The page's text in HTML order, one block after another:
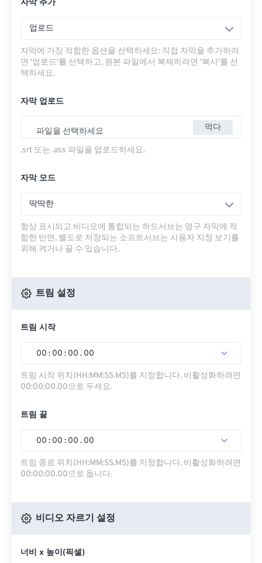
자막 추가
업로드
자막에 가장 적합한 옵션을 선택하세요: 직접 자막을 추가하려
면 '업로드'를 선택하고, 원본 파일에서 복제하려면 '복사'를 선
택하세요.
자막 업로드
파일을 선택하세요 먹다
.srt 또는 .ass 파일을 업로드하세요.
자막 모드
딱딱한
항상 표시되고 비디오에 통합되는 하드서브는 영구 자막에 적
합한 반면, 별도로 저장되는 소프트서브는 사용자 지정 보기를
위해 켜거나 끌 수 있습니다.
트림 설정
트림 시작
00 : 00 : 00 . 00
트림 시작 위치(HH:MM:SS.MS)를 지정합니다. 비활성화하려면
00:00:00.00으로 두세요.
트림 끝
00 : 00 : 00 . 00
트림 종료 위치(HH:MM:SS.MS)를 지정합니다. 비활성화하려면
00:00:00.00으로 둡니다.
비디오 자르기 설정
너비 x 높이(픽셀)